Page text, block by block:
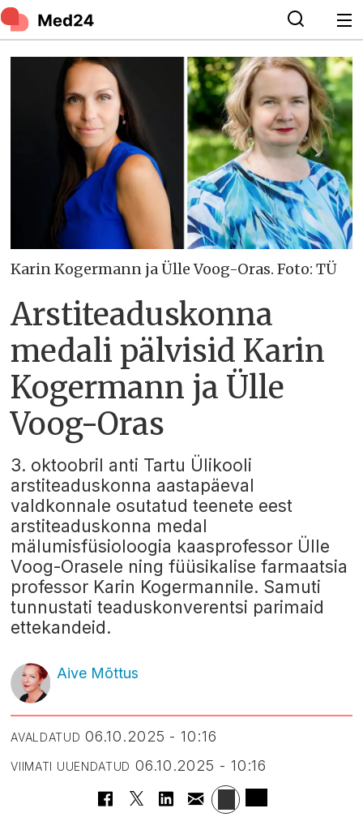
Karin Kogermann ja Ülle Voog-Oras. Foto: TÜ
Arstiteaduskonna
medali pälvisid Karin
Kogermann ja Ülle
Voog-Oras
3. oktoobril anti Tartu Ülikooli
arstiteaduskonna aastapäeval
valdkonnale osutatud teenete eest
arstiteaduskonna medal
mälumisfüsioloogia kaasprofessor Ülle
Voog-Orasele ning füüsikalise farmaatsia
professor Karin Kogermannile. Samuti
tunnustati teaduskonverentsi parimaid
ettekandeid.
Aive Mõttus
AVALDATUD 06.10.2025 - 10:16
VIIMATI UUENDATUD 06.10.2025 - 10:16